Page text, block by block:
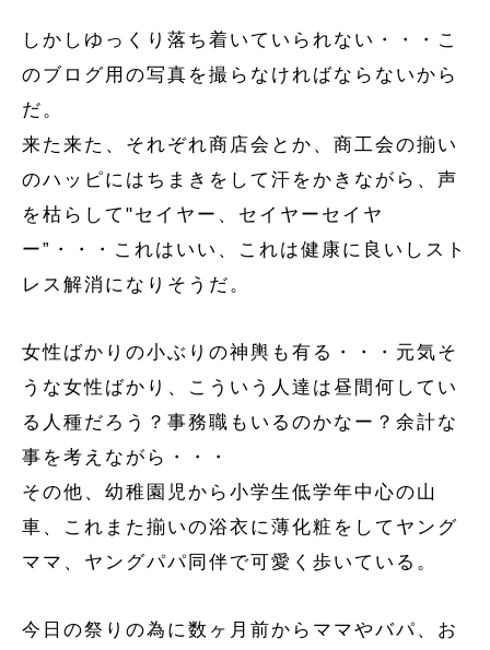
しかしゆっくり落ち着いていられない・・・こ
のブログ用の写真を撮らなければならないから
だ。
来た来た、それぞれ商店会とか、商工会の揃い
のハッピにはちまきをして汗をかきながら、声
を枯らして"セイヤー、セイヤーセイヤ
ー”・・・これはいい、これは健康に良いしスト
レス解消になりそうだ。
女性ばかりの小ぶりの神輿も有る・・・元気そ
うな女性ばかり、こういう人達は昼間何してい
る人種だろう？事務職もいるのかなー？余計な
事を考えながら・・・
その他、幼稚園児から小学生低学年中心の山
車、これまた揃いの浴衣に薄化粧をしてヤング
ママ、ヤングパパ同伴で可愛く歩いている。
今日の祭りの為に数ヶ月前からママやバパ、お